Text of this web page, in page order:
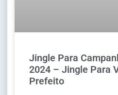
Jingle Para
2024 – Jingle Para
Prefeito